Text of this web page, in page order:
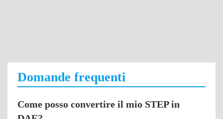
Domande frequenti
Come posso convertire il mio STEP in